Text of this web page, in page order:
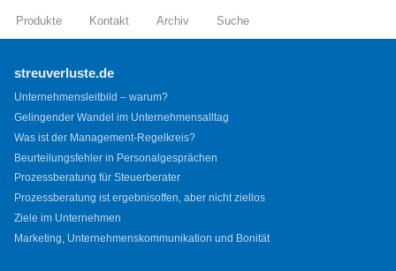
Produkte Kontakt Archiv Suche
streuverluste.de
Unternehmensleitbild – warum?
Gelingender Wandel im Unternehmensalltag
Was ist der Management-Regelkreis?
Beurteilungsfehler in Personalgesprächen
Prozessberatung für Steuerberater
Prozessberatung ist ergebnisoffen, aber nicht ziellos
Ziele im Unternehmen
Marketing, Unternehmenskommunikation und Bonität